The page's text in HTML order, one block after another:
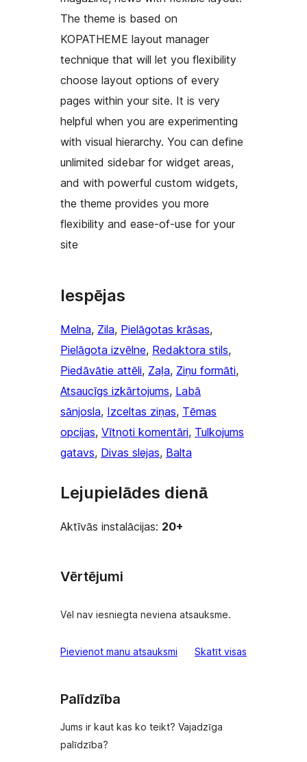
The theme is based on
KOPATHEME layout manager
technique that will let you flexibility
choose layout options of every
pages within your site. It is very
helpful when you are experimenting
with visual hierarchy. You can define
unlimited sidebar for widget areas,
and with powerful custom widgets,
the theme provides you more
flexibility and ease-of-use for your
site
Iespējas
Melna, Zila, Pielāgotas krāsas
Pielāgota izvēlne, Redaktora stils
Piedāvātie attēli, Zaļa, Ziņu formāti
Atsaucīgs izkārtojums, Labā
sānjosla, Izceltas ziņas, Tēmas
opcijas, Vītņoti komentāri, Tulkojums
gatavs, Divas slejas, Balta
Lejupielādes dienā
Aktīvās instalācijas: 20+
Vērtējumi
Vēl nav iesniegta neviena atsauksme.
Pievienot manu atsauksmi Skatīt visas
Palīdzība
Jums ir kaut kas ko teikt? Vajadzīga
palīdzība?